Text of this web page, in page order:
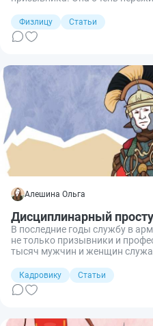
Разбираемся вместе, как
свидетельства.
Физлицу
Статьи
Алешина Ольга
Дисциплинарный
В последние годы службу в
не только призывники и
тысяч мужчин и женщин
военнослужащими, а это
нарушениях несения
к различным видам
наказание за его совершение.
Кадровику
Статьи